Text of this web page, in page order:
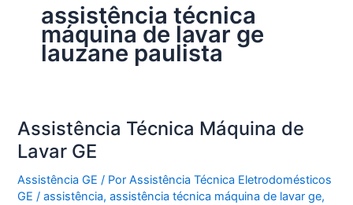
assistência técnica
máquina de lavar ge
lauzane paulista
Assistência Técnica Máquina de
Lavar GE
Assistência GE / PorAssistência Técnica Eletrodomésticos
GE/assistência,assistência técnica máquina de lavar ge,